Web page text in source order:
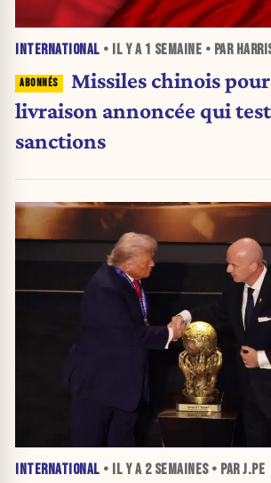
INTERNATIONAL • IL Y A 1 SEMAINE • PAR
Missiles chinois
livraison annoncée qui
sanctions
INTERNATIONAL • IL Y A 2 SEMAINES• PAR J.PE